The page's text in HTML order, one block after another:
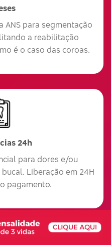
ANS para segmentação
a reabilitação
é o caso das coroas.
24h
para dores e/ou
Liberação em 24H
pagamento.